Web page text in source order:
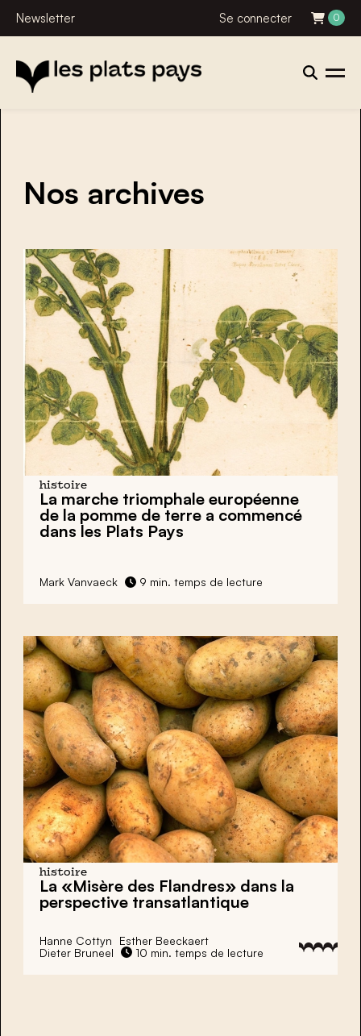
Newsletter Se connecter 0
Nos archives
histoire
La marche triomphale européenne
de la pomme de terre a commencé
dans les Plats Pays
Mark Vanvaeck 9 min. temps de lecture
histoire
La «Misère des Flandres» dans la
perspective transatlantique
Hanne Cottyn
Esther Beeckaert
Dieter Bruneel
10 min. temps de lecture